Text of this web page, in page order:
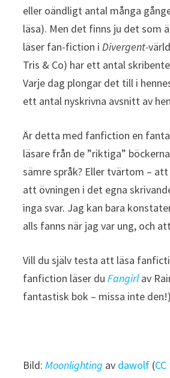
eller oändligt antal många
läsa). Men det finns ju det som
läser fan-fiction iDivergent-
Tris & Co) har ett antal
Varje dag plongar det till i
ett antal nyskrivna avsnitt av
Är detta med fanfiction en
läsare från de ”riktiga”
sämre språk? Eller tvärtom –
att övningen i det egna
inga svar. Jag kan bara
alls fanns när jag var ung, och
Vill du själv testa att läsa
fanfiction läser duFangirlav
fantastisk bok – missa inte den!)
Bild:Moonlighting av dawolf (